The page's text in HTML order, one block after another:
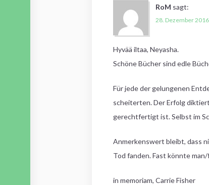
RoM sagt:
28. Dezember
Hyvää iltaa, Neyasha.
Schöne Bücher sind edle
Für jede der gelungenen
scheiterten. Der Erfolg
gerechtfertigt ist. Selbst im
Anmerkenswert bleibt, dass
Tod fanden. Fast könnte
in memoriam, Carrie Fisher